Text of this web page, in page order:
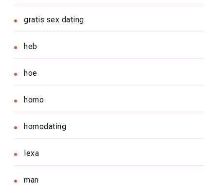
gratis sex dating
heb
hoe
homo
homodating
lexa
man